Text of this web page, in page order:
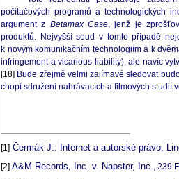
počítačových programů a technologických
argument z Betamax Case, jenž je
produktů. Nejvyšší soud v tomto případě
k novým komunikačním technologiím a k
infringement a vicarious liability), ale navíc
[18] Bude zřejmě velmi zajímavé sledovat
chopí sdružení nahrávacích a filmových studií
[1] Čermák J.: Internet a autorské právo,
[2] A&M Records, Inc. v. Napster, Inc., 239